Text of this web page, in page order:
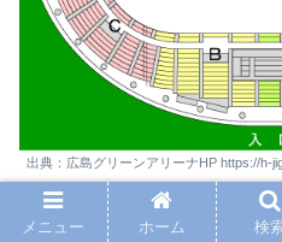
出典：広島グリーンアリーナHP https://h-
facility/
メニュー ホーム 検